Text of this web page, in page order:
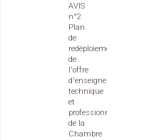
AVIS
n°2
Plan
de
redéploiement
de
l'offre
d'enseignement
technique
et
professionnel
de la
Chambre